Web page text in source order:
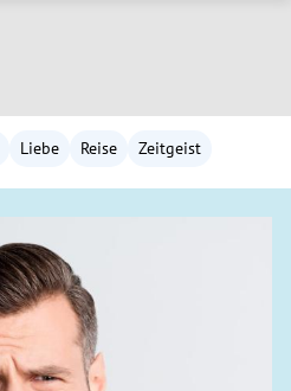
Liebe Reise Zeitgeist